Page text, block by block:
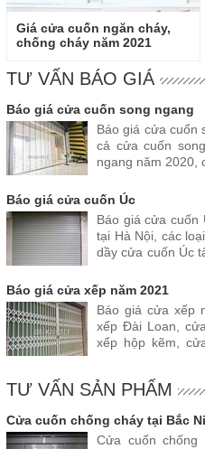
Giá cửa cuốn ngăn cháy,
chống cháy năm 2021
TƯ VẤN BÁO GIÁ
Báo giá cửa cuốn song ngang
Báo giá cửa cuốn
cả cửa cuốn
ngang năm 2020,
Báo giá cửa cuốn Úc
Báo giá cửa cuốn
tại Hà Nội, các
dầy cửa cuốn Úc
Báo giá cửa xếp năm 2021
Báo giá cửa xếp
xếp Đài Loan,
xếp hộp kẽm,
TƯ VẤN SẢN PHẨM
Cửa cuốn chống cháy tại Bắc
Cửa cuốn